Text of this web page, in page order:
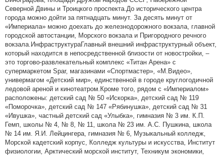
Северной Двины и Троицкого проспекта.До исторического центра
города можно дойти за пятнадцать минут. За десять минут от
«Империала» можно доехать до железнодорожного вокзала, главной
городской автостанции, Морского вокзала и Пригородного речного
вокзала.ИнфраструктураГлавный внешний инфраструктурный объект,
который находится в непосредственной близости от новостройки, –
это торгово-развлекательный комплекс «Титан Арена» с
супермаркетом Spar, магазинами «Спортмастер», «М.Видео»,
универмагом «Детский мир», единственной в городе круглогодичной
ледовой ареной и кинотеатром.Кроме того, рядом с «Империалом»
расположены: детский сад № 50 «Искорка», детский сад № 119
«Поморочка», детский сад № 147 «Рябинушка», детский сад № 31
«Ивушка», частный детский сад «Улыбка», гимназия № 3 им. К.П.
Гемп, школы № 4, № 8, № 11, школа № 23 им. А.С. Пушкина, школа
№ 14 им. Я.И. Лейцингера, гимназия № 6, Музыкальный колледж,
Морской кадетский корпус, Колледж культуры и искусства, Институт
физиологии, Арктический морской институт, Техникум экономики,